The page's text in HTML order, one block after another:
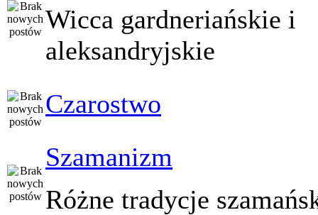
Wicca gardneriańskie i
aleksandryjskie
Czarostwo
Szamanizm
Różne tradycje